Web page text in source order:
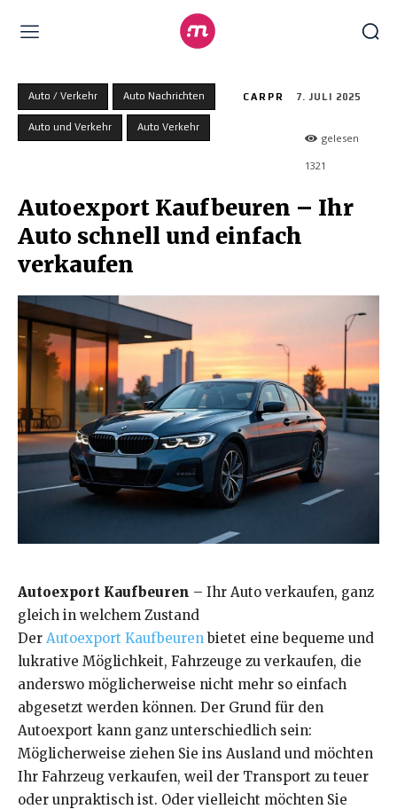
Auto / Verkehr Auto Nachrichten
Auto und Verkehr Auto Verkehr
CARPR 7. JULI 2025
gelesen
1321
Autoexport Kaufbeuren – Ihr
Auto schnell und einfach
verkaufen
Autoexport Kaufbeuren – Ihr Auto verkaufen, ganz
gleich in welchem Zustand
Der Autoexport Kaufbeuren bietet eine bequeme und
lukrative Möglichkeit, Fahrzeuge zu verkaufen, die
anderswo möglicherweise nicht mehr so einfach
abgesetzt werden können. Der Grund für den
Autoexport kann ganz unterschiedlich sein:
Möglicherweise ziehen Sie ins Ausland und möchten
Ihr Fahrzeug verkaufen, weil der Transport zu teuer
oder unpraktisch ist. Oder vielleicht möchten Sie